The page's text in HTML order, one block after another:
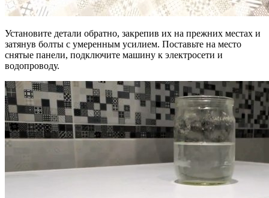
Установите детали обратно, закрепив их на прежних местах и
затянув болты с умеренным усилием. Поставьте на место
снятые панели, подключите машину к электросети и
водопроводу.